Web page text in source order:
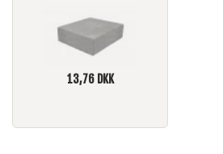
13,76DKK